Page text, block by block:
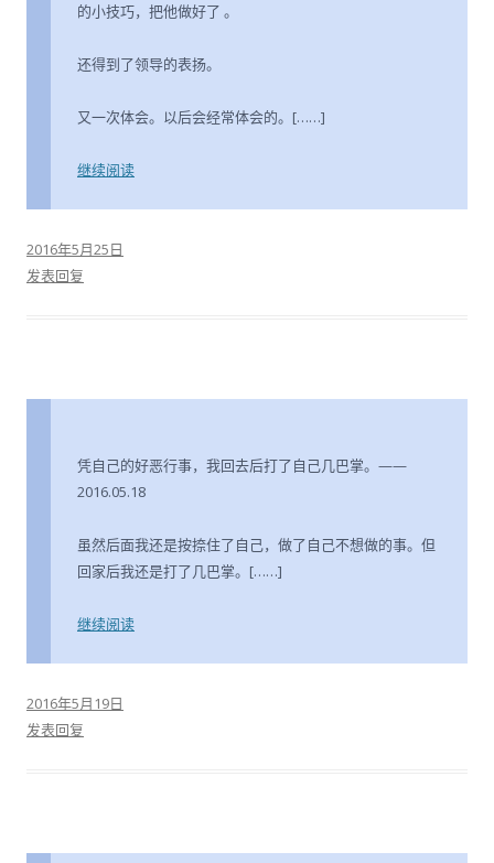
的小技巧，把他做好了 。
还得到了领导的表扬。
又一次体会。以后会经常体会的。[……]
继续阅读
2016年5月25日
发表回复
凭自己的好恶行事，我回去后打了自己几巴掌。——
2016.05.18
虽然后面我还是按捺住了自己，做了自己不想做的事。但
回家后我还是打了几巴掌。[……]
继续阅读
2016年5月19日
发表回复